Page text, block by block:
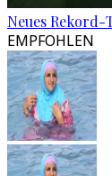
Neues Rekord-
EMPFOHLEN